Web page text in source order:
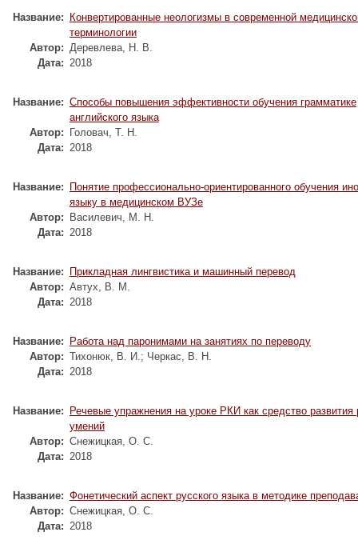
Название:
Конвертированные неологизмы в современной
терминологии
Автор: Деревлева, Н. В.
Дата: 2018
Название: Способы повышения эффективности обучения грамматике
английского языка
Автор:
Головач, Т. Н.
Дата: 2018
Название:
Понятие профессионально-ориентированного обучения
языку в медицинском ВУЗе
Автор:
Василевич, М. Н.
Дата: 2018
Название:
Прикладная лингвистика и машинный перевод
Автор: Автух, В. М.
Дата: 2018
Название:
Работа над паронимами на занятиях по переводу
Автор: Тихонюк, В. И.; Черкас, В. Н.
Дата: 2018
Название:
Речевые упражнения на уроке РКИ как средство развития
умений
Автор: Снежицкая, О. С.
Дата: 2018
Название: Фонетический аспект русского языка в методике
Автор: Снежицкая, О. С.
Дата: 2018